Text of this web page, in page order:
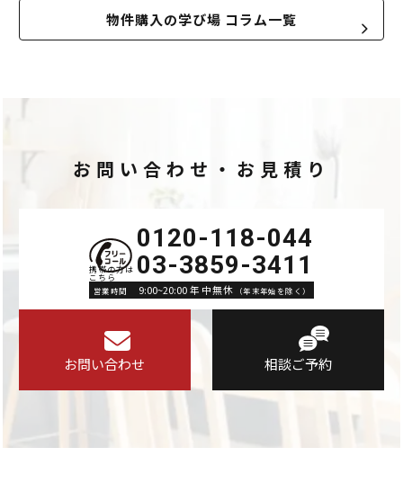
物件購入の学び場 コラム一覧
お問い合わせ・お見積り
0120-118-044
03-3859-3411
営業時間 9:00~20:00 年中無休 （年末年始を除く）
お問い合わせ 相談ご予約